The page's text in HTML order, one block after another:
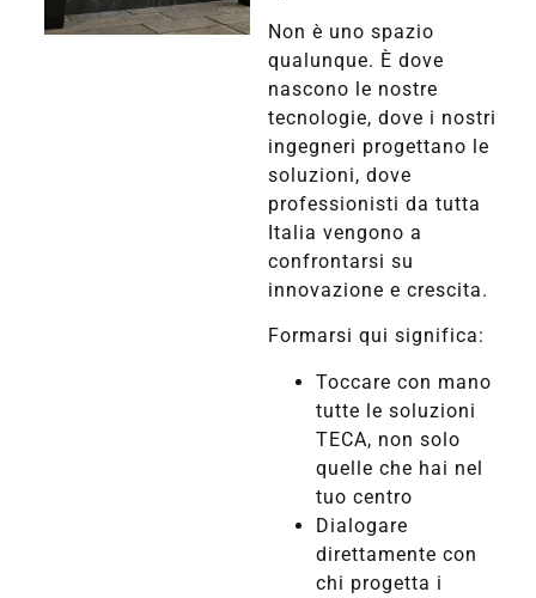
Non è uno spazio
qualunque. È dove
nascono le nostre
tecnologie, dove i nostri
ingegneri progettano le
soluzioni, dove
professionisti da tutta
Italia vengono a
confrontarsi su
innovazione e crescita.
Formarsi qui significa:
Toccare con mano
tutte le soluzioni
TECA, non solo
quelle che hai nel
tuo centro
Dialogare
direttamente con
chi progetta i